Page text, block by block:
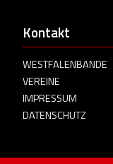
Kontakt
WESTFALENBANDE
VEREINE
IMPRESSUM
DATENSCHUTZ